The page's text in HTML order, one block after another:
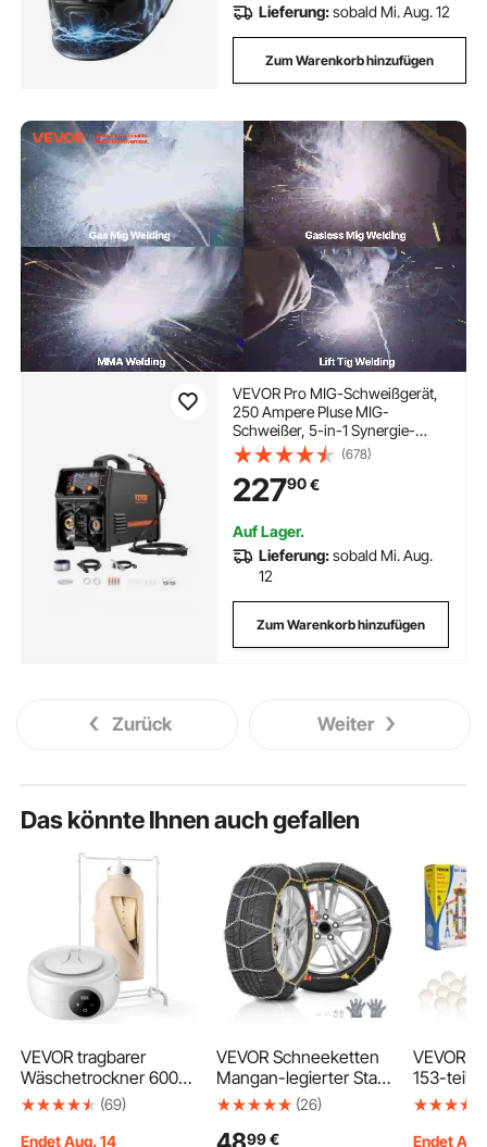
Lieferung:sobald Mi. Aug. 12
Zum Warenkorb hinzufügen
VEVOR Pro MIG-Schweißgerät,
250 Ampere Pluse MIG-
Schweißer, 5-in-1 Synergie-
Welder Gasloses MIG, Gas-MIG,
MMA, Lift-TIG, MIG Pluse mit
IGBT-Wechselrichtertechnologie
und LCD-Bildschirmanzeige
(678)
22790€
Auf Lager.
Lieferung:sobald Mi. Aug.
12
Zum Warenkorb hinzufügen
Zurück Weiter
Das könnte Ihnen auch gefallen
VEVOR tragbarer
Wäschetrockner 600
W, Wäschespinne mit
Heizung und LED-
(69)
Endet Aug. 14
VEVOR Schneeketten
Mangan-legierter Stahl
Notfall-Traktions-
Schneeketten für
(26)
4899 €
VEVOR
153-teilig
Murmel-
Endet